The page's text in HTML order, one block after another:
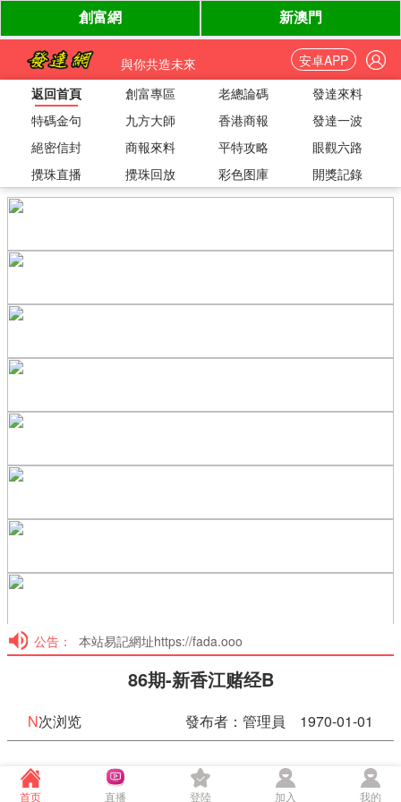
與你共造未來
安卓APP
返回首頁
創富專區 老總論碼
發達來料
特碼金句
九方大師 香港商報
發達一波
絕密信封
商報來料 平特攻略
眼觀六路
攪珠直播
攪珠回放 彩色图庫 開獎記錄
公告： 本站易記網址https://fada.ooo
86期-新香江赌经B
N次浏览 發布者：管理員 1970-01-01
86期-新香江赌经B
首页 直播 登陸 加入 我的